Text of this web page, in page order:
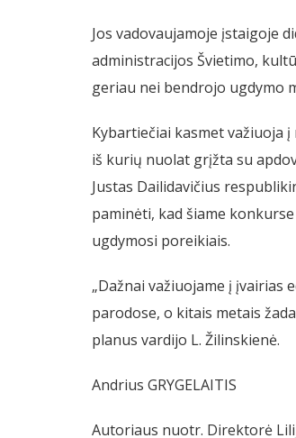
Jos vadovaujamoje įstaigoje
administracijos Švietimo,
geriau nei bendrojo ugdymo
Kybartiečiai kasmet važiuoja
iš kurių nuolat grįžta su
Justas Dailidavičius
paminėti, kad šiame
ugdymosi poreikiais.
„Dažnai važiuojame į įvairias
parodose, o kitais metais
planus vardijo L. Žilinskienė.
Andrius GRYGELAITIS
Autoriaus nuotr. Direktorė